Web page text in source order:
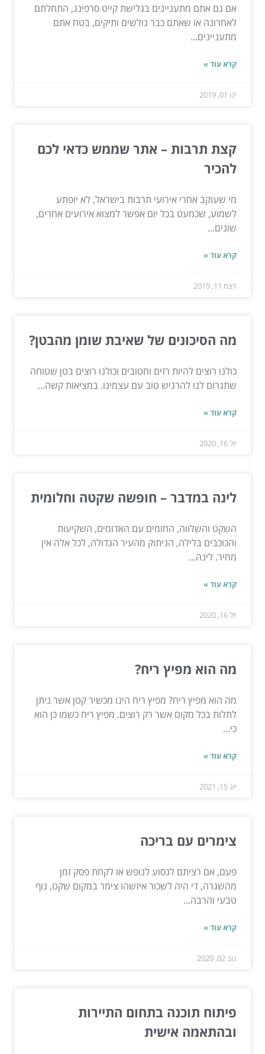
אם גם אתם מתעניינים בגלישת קייט סרפינג, התחלתם
לאחרונה או שאתם כבר גולשים ותיקים, בטח אתם
מתעניינים...
קרא עוד »
ינו 01, 2019
קצת תרבות – אתר שממש כדאי לכם
להכיר
מי שעוקב אחרי אירועי תרבות בישראל, לא יופתע
לשמוע, שכמעט בכל יום אפשר למצוא אירועים אחרים,
שונים...
קרא עוד »
דצמ 11, 2019
מה הסיכונים של שאיבת שומן מהבטן?
כולנו רוצים להיות רזים וחטובים וכולנו רוצים בטן שטוחה
שתגרום לנו להרגיש טוב עם עצמינו. במציאות קשה...
קרא עוד »
יול 16, 2020
לינה במדבר – חופשה שקטה וחלומית
השקט והשלווה, החומים עם האדומים, השקיעות
והכוכבים בלילה, הניתוק מהעיר הגדולה, לכל אלה אין
מחיר. לינה...
קרא עוד »
יול 16, 2020
מה הוא מפיץ ריח?
מה הוא מפיץ ריח? מפיץ ריח הינו מכשיר קטן אשר ניתן
לתלות בכל מקום אשר רק רוצים. מפיץ ריח כשמו כן הוא
כי...
קרא עוד »
יונ 15, 2021
צימרים עם בריכה
פעם, אם רציתם לנסוע לנופש או לקחת פסק זמן
מהשגרה, די היה לשכור איזשהו צימר במקום שקט, נוף
טבעי והרבה...
קרא עוד »
נוב 02, 2020
פיתוח תוכנה בתחום התיירות
ובהתאמה אישית